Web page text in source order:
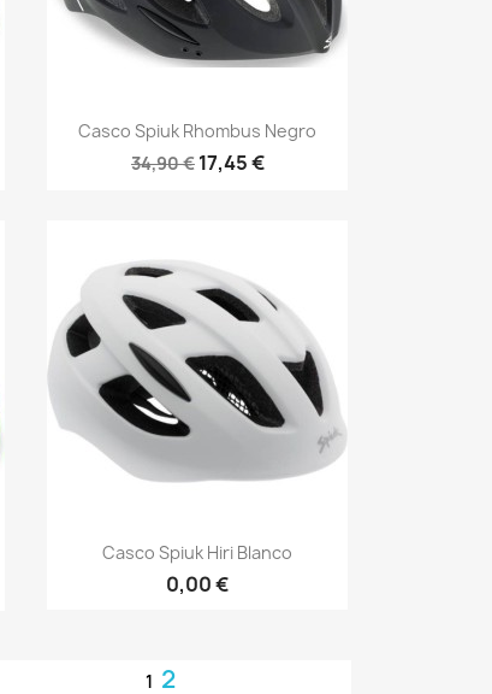
Vista rápida
Casco Spiuk Rhombus Negro
34,90 € 17,45 €
 Vista rápida
Casco Spiuk Hiri Blanco
0,00 €
1 2